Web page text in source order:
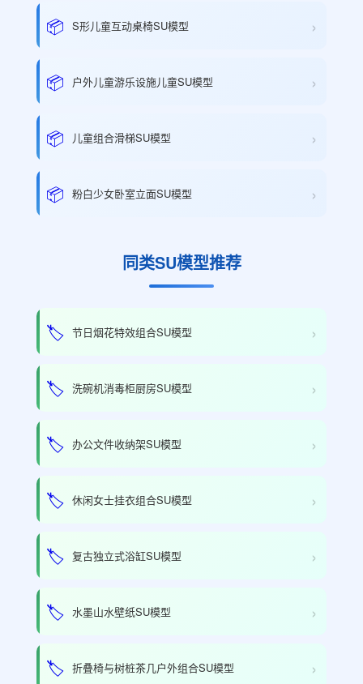
📦 S形儿童互动桌椅SU模型 ›
📦 户外儿童游乐设施儿童SU模型 ›
📦 儿童组合滑梯SU模型 ›
📦 粉白少女卧室立面SU模型 ›
同类SU模型推荐
🏷️ 节日烟花特效组合SU模型 ›
🏷️ 洗碗机消毒柜厨房SU模型 ›
🏷️ 办公文件收纳架SU模型 ›
🏷️ 休闲女士挂衣组合SU模型 ›
🏷️ 复古独立式浴缸SU模型 ›
🏷️ 水墨山水壁纸SU模型 ›
🏷️ 折叠椅与树桩茶几户外组合SU模型 ›